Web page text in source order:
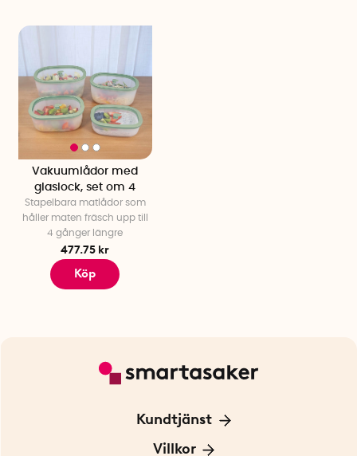
Vakuumlådor med
glaslock, set om 4
Stapelbara matlådor som
håller maten fräsch upp till
4 gånger längre
477.75 kr
Köp
Kundtjänst
Kontakta oss
Villkor